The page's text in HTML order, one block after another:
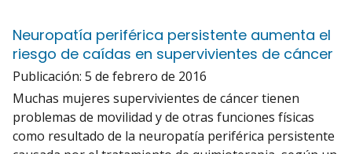
Neuropatía periférica persistente aumenta el
riesgo de caídas en supervivientes de cáncer
Publicación: 5 de febrero de 2016
Muchas mujeres supervivientes de cáncer tienen
problemas de movilidad y de otras funciones físicas
como resultado de la neuropatía periférica persistente